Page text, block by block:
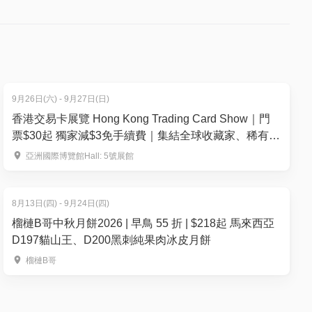
颱風訊
雨警告
9月26日(六) - 9月27日(日)
香港交易卡展覽 Hong Kong Trading Card Show｜門
票$30起 獨家減$3免手續費｜集結全球收藏家、稀有卡
150+攤位— 運動卡、寶可夢、集換式卡牌遊戲、航海
亞洲國際博覽館Hall: 5號展館
8月13日(四) - 9月24日(四)
榴槤B哥中秋月餅2026 | 早鳥 55 折 | $218起 馬來西亞
D197貓山王、D200黑刺純果肉冰皮月餅
榴槤B哥